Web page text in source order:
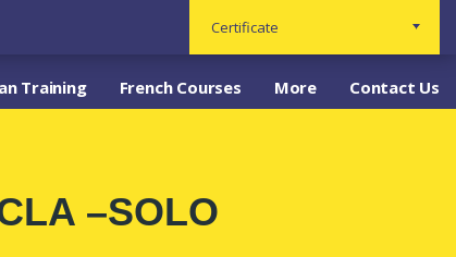
Certificate
Training French Courses More Contact Us
–SOLO